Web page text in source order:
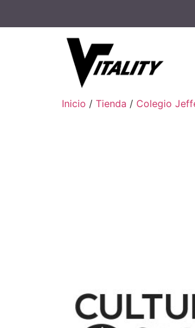
Inicio / Tienda / Colegio